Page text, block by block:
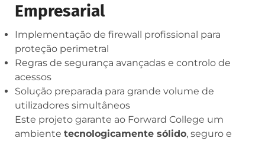
Empresarial
Implementação de firewall profissional para
proteção perimetral
Regras de segurança avançadas e controlo de
acessos
Solução preparada para grande volume de
utilizadores simultâneos
Este projeto garante ao Forward College um
ambiente tecnologicamente sólido, seguro e